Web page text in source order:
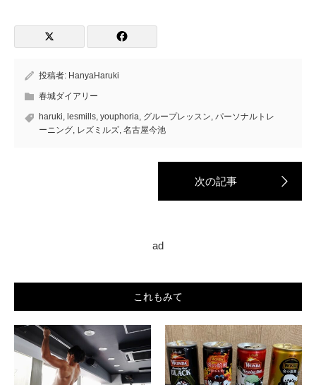
投稿者: HanyaHaruki
春城ダイアリー
haruki, lesmills, youphoria, グループレッスン, パーソナルトレ
ーニング, レズミルズ, 名古屋今池
ad
これもみて